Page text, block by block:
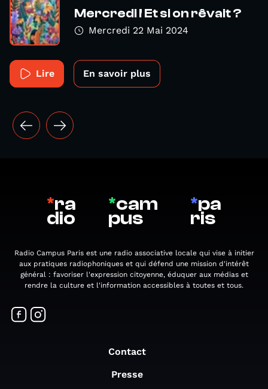
Mercredi ! Et si on rêvait ?
Mercredi 22 Mai 2024
Lire En savoir plus
*ra
dio
*cam
pus
*pa
ris
Radio Campus Paris est une radio associative locale qui vise à initier
aux pratiques radiophoniques et qui défend une mission d'intérêt
général : favoriser l'expression citoyenne, éduquer aux médias et
rendre la culture et l'information accessibles à toutes et tous.
Contact
Presse